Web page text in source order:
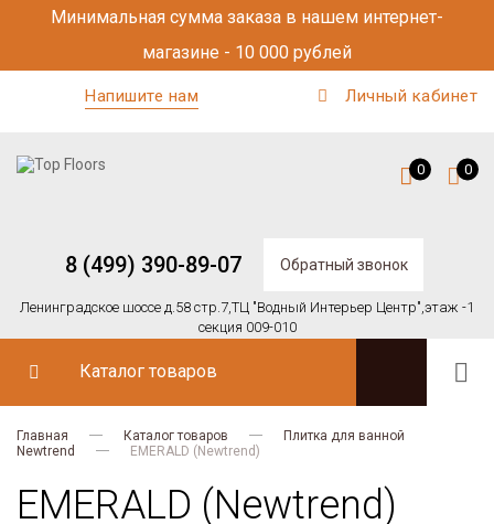
Минимальная сумма заказа в нашем интернет-
магазине - 10 000 рублей
Напишите нам Личный кабинет
8 (499) 390-89-07 Обратный звонок
Ленинградское шоссе д.58 стр.7,ТЦ "Водный Интерьер Центр",этаж -1
секция 009-010
0 0
Каталог товаров
Главная Каталог товаров
Плитка для ванной
Newtrend
EMERALD (Newtrend)
EMERALD (Newtrend)